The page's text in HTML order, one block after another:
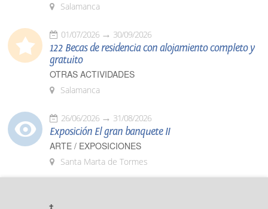
Salamanca
01/07/2026 30/09/2026
122 Becas de residencia con alojamiento completo y
gratuito
OTRAS ACTIVIDADES
Salamanca
26/06/2026 31/08/2026
Exposición El gran banquete II
ARTE / EXPOSICIONES
Santa Marta de Tormes